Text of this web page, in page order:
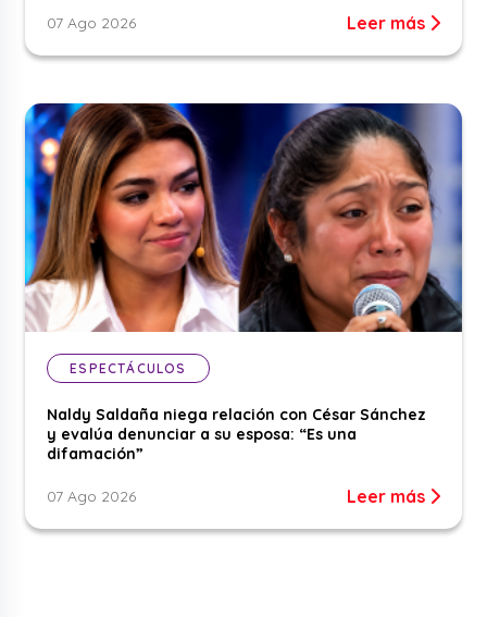
07 Ago 2026 Leer más
ESPECTÁCULOS
Naldy Saldaña niega relación con César Sánchez
y evalúa denunciar a su esposa: “Es una
difamación”
07 Ago 2026 Leer más